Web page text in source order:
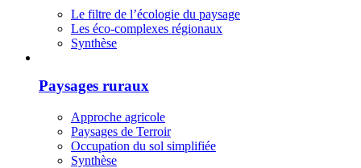
Le filtre de l’écologie du paysage
Les éco-complexes régionaux
Synthèse
Paysages ruraux
Approche agricole
Paysages de Terroir
Occupation du sol simplifiée
Synthèse